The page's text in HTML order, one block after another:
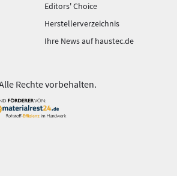
Editors' Choice
Herstellerverzeichnis
Ihre News auf haustec.de
Rechte vorbehalten.